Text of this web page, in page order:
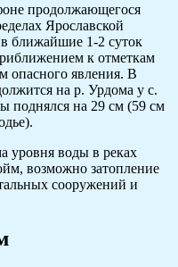
продолжающегося
Ярославской
ближайшие 1-2 суток
к отметкам
опасного явления. В
на р. Урдома у с.
поднялся на 29 см (59 см
уровня воды в реках
возможно затопление
сооружений и